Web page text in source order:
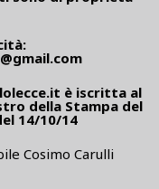
è iscritta al
della Stampa del
14/10/14
Cosimo Carulli